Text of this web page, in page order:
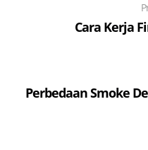
Cara Kerja
Perbedaan Smoke